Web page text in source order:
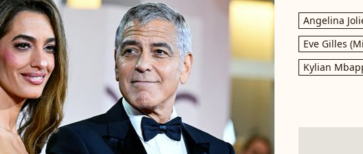
Angelina
Eve Gilles
Kylian